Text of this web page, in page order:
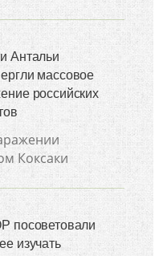
Антальи
массовое
российских
Коксаки
посоветовали
изучать